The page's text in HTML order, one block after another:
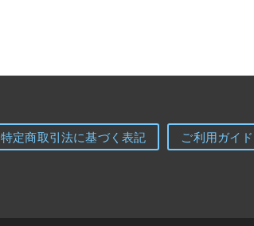
特定商取引法に基づく表記 ご利用ガイド